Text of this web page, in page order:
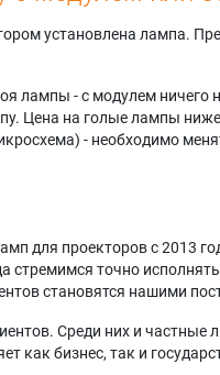
установлена лампа.
лампы - с модулем ничего
Цена на голые лампы
- необходимо
для проекторов с 2013
точно
становятся нашими
Среди них и частные
как бизнес, так и